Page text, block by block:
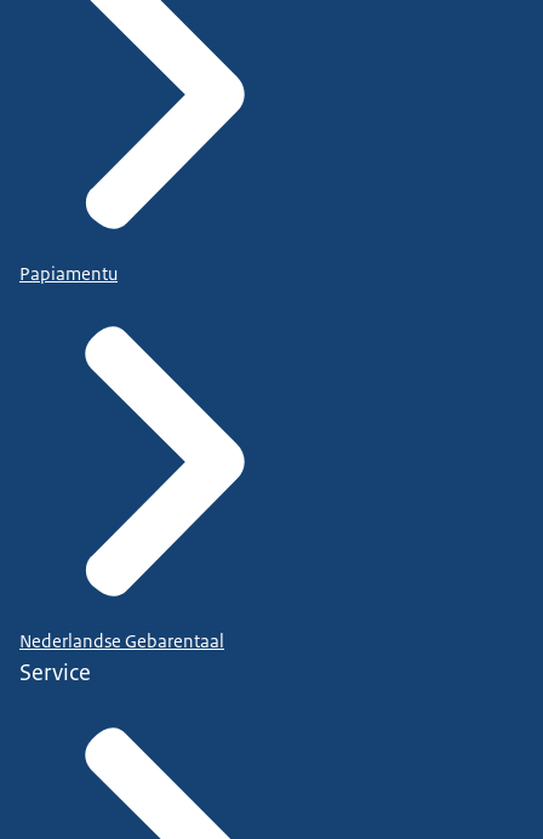
Papiamentu
Nederlandse Gebarentaal
Service